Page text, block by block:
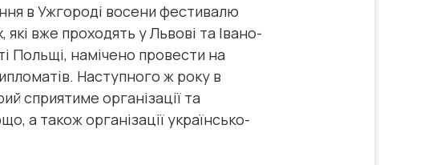
в Ужгороді восени фестивалю
вже проходять у Львові та Івано-
Польщі, намічено провести на
Наступного ж року в
сприятиме організації та
а також організації українсько-